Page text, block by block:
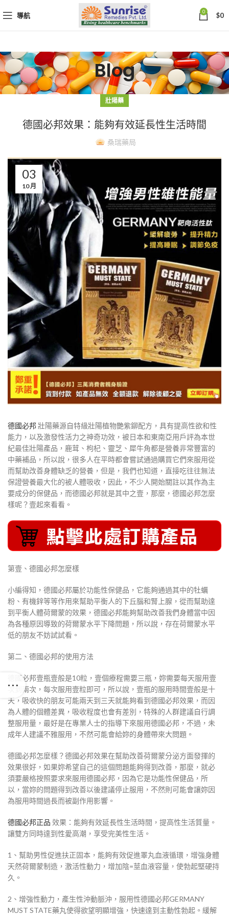
導航 0 $0
Blog
壯陽藥
德國必邦效果：能夠有效延長性生活時間
桑瑞藥局
03
10 月
德國必邦壯陽藥源自特級壯陽植物艷紫鉚配方，具有提高性欲和性
能力，以及激發性活力之神奇功效，被日本和東南亞用戶評為本世
紀最佳壯陽產品，鹿茸、枸杞、靈芝、犀牛角都是營養非常豐富的
中藥補品，所以說，很多人在平時都會嘗試通過購買它們來服用從
而幫助改善身體缺乏的營養，但是，我們也知道，直接吃往往無法
保證營養最大化的被人體吸收，因此，不少人開始關註以其作為主
要成分的保健品，而德國必邦就是其中之壹，那麼，德國必邦怎麼
樣呢？壹起來看看。
第壹、德國必邦怎麼樣
小編得知，德國必邦屬於功能性保健品，它能夠通過其中的牡蠣
粉、有機鋅等等作用來幫助平衡人的下丘腦和腎上腺，從而幫助達
到平衡人體荷爾蒙的效果，德國必邦能夠幫助改善我們身體當中因
為各種原因導致的荷爾蒙水平下降問題，所以說，存在荷爾蒙水平
低的朋友不妨試試看。
第二、德國必邦的使用方法
德國必邦壹瓶壹般是10粒，壹個療程需要三瓶，妳需要每天服用壹
次到兩次，每次服用壹粒即可，所以說，壹瓶的服用時間壹般是十
天，吸收快的朋友可能兩天到三天就能夠看到德國必邦效果，而因
為人體的個體差異，吸收程度也會有差別，特殊的人群建議自行調
整服用量，最好是在專業人士的指導下來服用德國必邦，不過，未
成年人建議不雅服用，不然可能會給妳的身體帶來大問題。
德國必邦怎麼樣？德國必邦效果在幫助改善荷爾蒙分泌方面發揮的
效果很好，如果妳希望自己的這個問題能夠得到改善，那麼，就必
須要嚴格按照要求來服用德國必邦，因為它是功能性保健品，所
以，當妳的問題得到改善以後建議停止服用，不然則可能會讓妳因
為服用時間過長而被副作用影響。
德國必邦正品 效果：能夠有效延長性生活時間，提高性生活質量。
讓雙方同時達到性愛高潮，享受完美性生活。
1、幫助男性促進扶正固本，能夠有效促進睪丸血液循環，增強身體
天然荷爾蒙制造，激活性動力，增加陰=莖血液容量，使勃起堅硬持
久。
2、增強性動力，產生性沖動脈沖，服用性德國必邦GERMANY
MUST STATE藥丸使得欲望明顯增強，快速達到主動性勃起。緩解